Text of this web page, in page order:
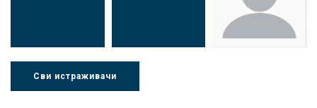
Сви истраживачи